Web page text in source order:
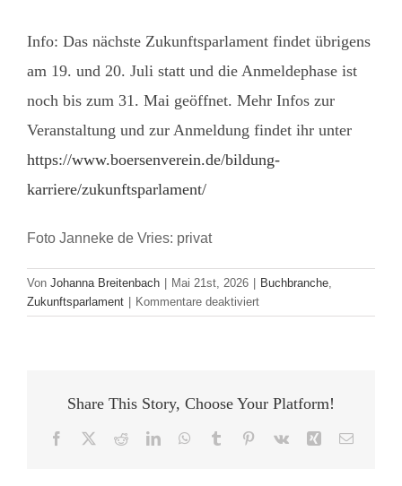
Info: Das nächste Zukunftsparlament findet übrigens
am 19. und 20. Juli statt und die Anmeldephase ist
noch bis zum 31. Mai geöffnet. Mehr Infos zur
Veranstaltung und zur Anmeldung findet ihr unter
https://www.boersenverein.de/bildung-
karriere/zukunftsparlament/
Foto Janneke de Vries: privat
Von Johanna Breitenbach | Mai 21st, 2026 | Buchbranche
Zukunftsparlament | Kommentare deaktiviertfür
Interview
Sprecherin
Share This Story, Choose Your Platform!
Facebook RedditLinkedInWhatsApp
Tumblr Pinterest
Vk Xing E-